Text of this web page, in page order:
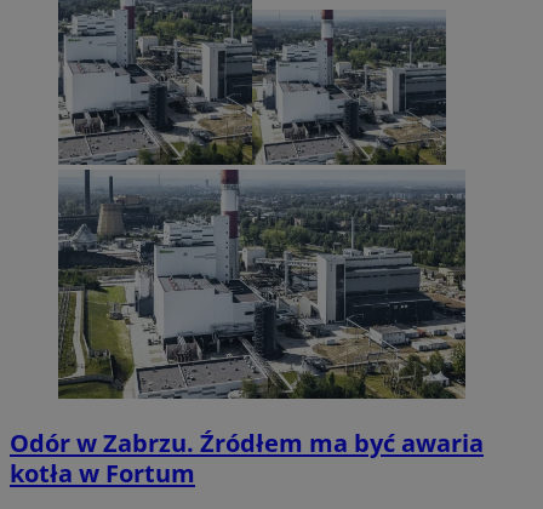
Odór w Zabrzu. Źródłem ma być awaria
kotła w Fortum